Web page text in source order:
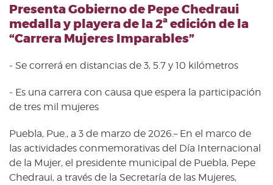
Presenta Gobierno de Pepe Chedraui
medalla y playera de la 2ª edición de la
“Carrera Mujeres Imparables”
- Se correrá en distancias de 3, 5.7 y 10 kilómetros
- Es una carrera con causa que espera la participación
de tres mil mujeres
Puebla, Pue., a 3 de marzo de 2026.– En el marco de
las actividades conmemorativas del Día Internacional
de la Mujer, el presidente municipal de Puebla, Pepe
Chedraui, a través de la Secretaría de las Mujeres,